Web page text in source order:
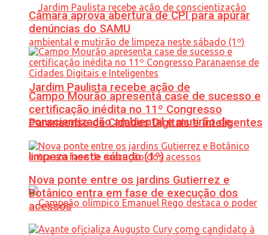
Jardim Paulista recebe ação de
conscientização ambiental e mutirão de
limpeza neste sábado (1º)
Câmara aprova abertura de CPI para apurar
denúncias do SAMU
Campo Mourão apresenta case de sucesso e
certificação inédita no 11º Congresso
Paranaense de Cidades Digitais e Inteligentes
Nova ponte entre os jardins Gutierrez e
Botânico entra em fase de execução dos
acessos